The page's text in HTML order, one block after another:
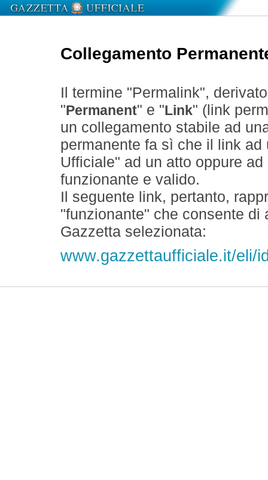
Collegamento
Il termine "Permalink",
" Permanent" e " Link" (link
un collegamento stabile ad
permanente fa sì che il link
Ufficiale" ad un atto oppure
funzionante e valido.
Il seguente link, pertanto,
"funzionante" che consente
Gazzetta selezionata:
www.gazzettaufficiale.it/eli/